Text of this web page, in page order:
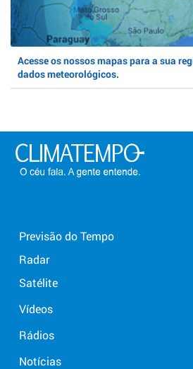
Acesse os nossos mapas para a sua
dados meteorológicos.
Previsão do Tempo
Radar
Satélite
Vídeos
Rádios
Notícias